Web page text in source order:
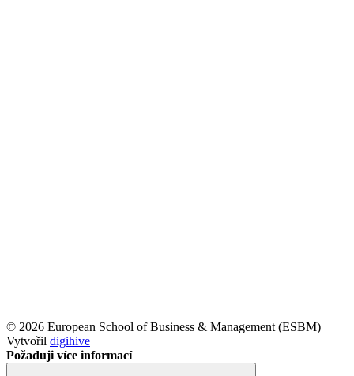
© 2026 European School of Business & Management (ESBM)
Vytvořil digihive
Požaduji více informací